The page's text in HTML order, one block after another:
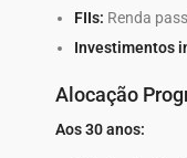
FIIs: Renda
Investimentos
Alocação
Aos 30 anos: